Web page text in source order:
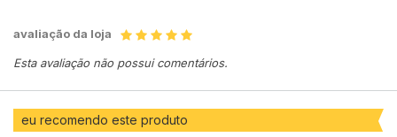
avaliação da loja
Esta avaliação não possui comentários.
eu recomendo este produto